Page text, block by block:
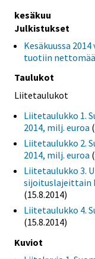
kesäkuu
Julkistukset
Kesäkuussa
tuotiin
Taulukot
Liitetaulukot
Liitetaulukko 1.
2014, milj. euroa
Liitetaulukko 2.
2014, milj. euroa
Liitetaulukko 3.
sijoituslajeittain
(15.8.2014)
Liitetaulukko 4.
(15.8.2014)
Kuviot